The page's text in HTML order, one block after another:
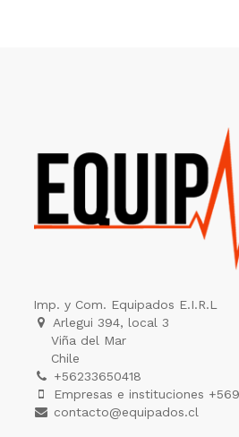
Imp. y Com. Equipados E.I.R.L
Arlegui 394, local 3
Viña del Mar
Chile
+56233650418
Empresas e instituciones
contacto@equipados.cl